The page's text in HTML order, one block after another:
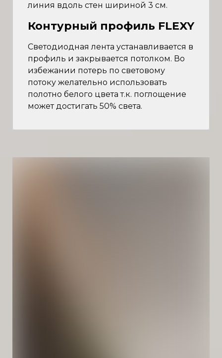
линия вдоль стен шириной 3 см.
Контурный профиль FLEXY
Светодиодная лента устанавливается в
профиль и закрывается потолком. Во
избежании потерь по световому
потоку желательно использовать
полотно белого цвета т.к. поглощение
может достигать 50% света.